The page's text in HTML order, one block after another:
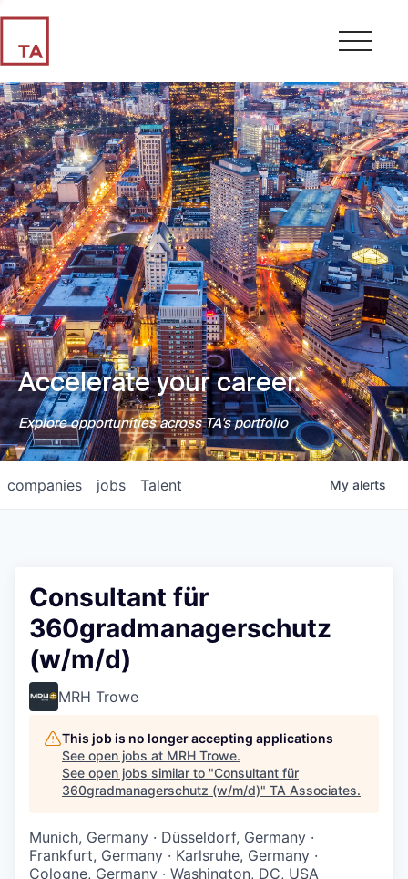
Accelerate your career.
Explore opportunities across TA's portfolio
jobs
companies Talent My alerts
Consultant für
360gradmanagerschutz
(w/m/d)
MRH Trowe
This job is no longer accepting applications
See open jobs at MRH Trowe.
See open jobs similar to "Consultant für
360gradmanagerschutz (w/m/d)" TA Associates.
Munich, Germany · Düsseldorf, Germany ·
Frankfurt, Germany · Karlsruhe, Germany ·
Cologne, Germany · Washington, DC, USA